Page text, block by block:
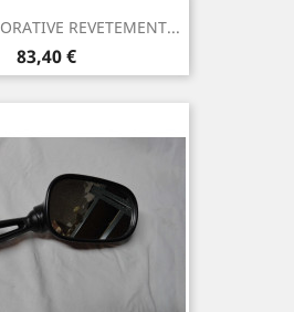
REVETEMENT...
Prix
83,40 €